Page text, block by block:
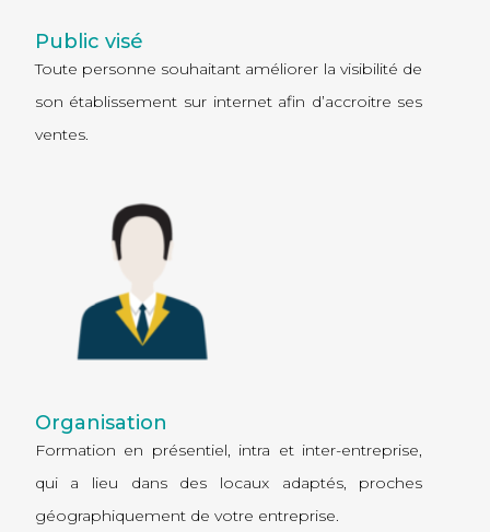
Public visé
Toute personne souhaitant améliorer la visibilité de
son établissement sur internet afin d’accroitre ses
ventes.
Organisation
Formation en présentiel, intra et inter-entreprise
qui a lieu dans des locaux adaptés, proches
géographiquement de votre entreprise.